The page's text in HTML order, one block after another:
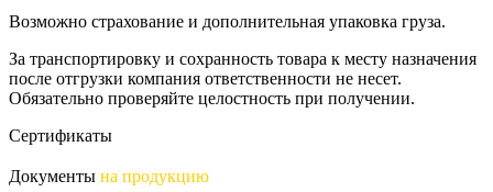
Возможно страхование и дополнительная упаковка груза.
За транспортировку и сохранность товара к месту назначения
после отгрузки компания ответственности не несет.
Обязательно проверяйте целостность при получении.
Сертификаты
Документы на продукцию